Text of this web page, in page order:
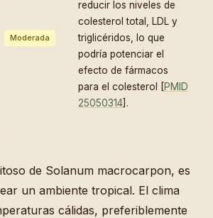
Moderada
reducir los niveles de
colesterol total, LDL y
triglicéridos, lo que
podría potenciar el
efecto de fármacos
para el colesterol [PMID
25050314].
de Solanum macrocarpon, es
un ambiente tropical. El clima
cálidas, preferiblemente